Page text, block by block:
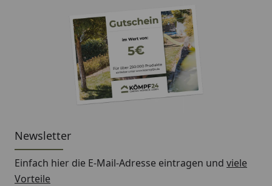
Newsletter
Einfach hier die E-Mail-Adresse eintragen und viele
Vorteile